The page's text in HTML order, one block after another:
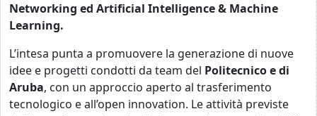
Networking ed Artificial Intelligence & Machine
Learning.
L’intesa punta a promuovere la generazione di nuove
idee e progetti condotti da team del Politecnico e di
Aruba, con un approccio aperto al trasferimento
tecnologico e all’open innovation. Le attività previste